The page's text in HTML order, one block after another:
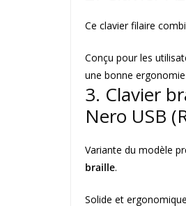
Ce clavier filaire
Conçu pour les
une bonne
3. Clavier
Nero USB
Variante du modèle
braille.
Solide et